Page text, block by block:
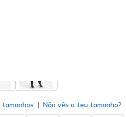
tamanhos Não vês o teu tamanho?